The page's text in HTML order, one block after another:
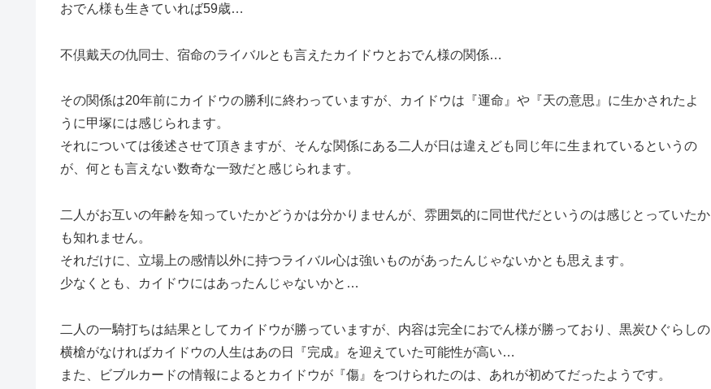
おでん様も生きていれば59歳…
不倶戴天の仇同士、宿命のライバルとも言えたカイドウとおでん様の関係…
その関係は20年前にカイドウの勝利に終わっていますが、カイドウは『運命』や『天の意思』に生かされたよ
うに甲塚には感じられます。
それについては後述させて頂きますが、そんな関係にある二人が日は違えども同じ年に生まれているというの
が、何とも言えない数奇な一致だと感じられます。
二人がお互いの年齢を知っていたかどうかは分かりませんが、雰囲気的に同世代だというのは感じとっていたか
も知れません。
それだけに、立場上の感情以外に持つライバル心は強いものがあったんじゃないかとも思えます。
少なくとも、カイドウにはあったんじゃないかと…
二人の一騎打ちは結果としてカイドウが勝っていますが、内容は完全におでん様が勝っており、黒炭ひぐらしの
横槍がなければカイドウの人生はあの日『完成』を迎えていた可能性が高い…
また、ビブルカードの情報によるとカイドウが『傷』をつけられたのは、あれが初めてだったようです。